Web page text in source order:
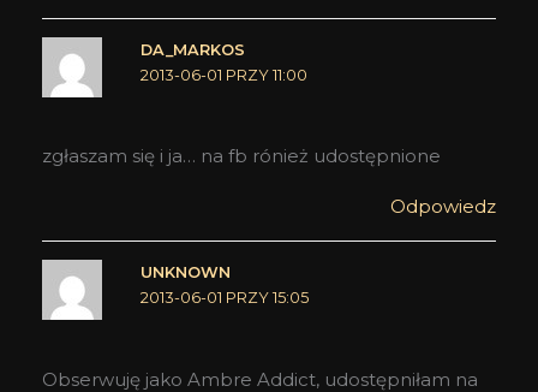
DA_MARKOS
2013-06-01 PRZY 11:00
zgłaszam się i ja… na fb rónież udostępnione
Odpowiedz
UNKNOWN
2013-06-01 PRZY 15:05
Obserwuję jako Ambre Addict, udostępniłam na